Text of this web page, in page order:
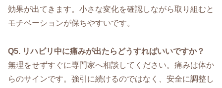
効果が出てきます。小さな変化を確認しながら取り組むと
モチベーションが保ちやすいです。
Q5. リハビリ中に痛みが出たらどうすればいいですか？
無理をせずすぐに専門家へ相談してください。痛みは体か
らのサインです。強引に続けるのではなく、安全に調整し